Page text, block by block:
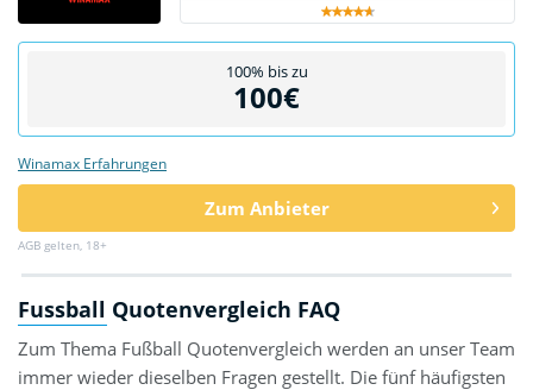
100% bis zu
100€
Winamax Erfahrungen
Zum Anbieter
AGB gelten, 18+
Fussball Quotenvergleich FAQ
Zum Thema Fußball Quotenvergleich werden an unser Team
immer wieder dieselben Fragen gestellt. Die fünf häufigsten